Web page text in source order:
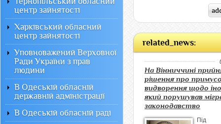
related_news:
На Вінниччині
рішення про
видворення щодо
який порушував
законодавство
центр зайнятості
Харківський обласний
центр зайнятості
Уповноважений Верховної
Ради України з прав
людини
В Одеській обласній
державній адміністрації
В Одеській обласній раді